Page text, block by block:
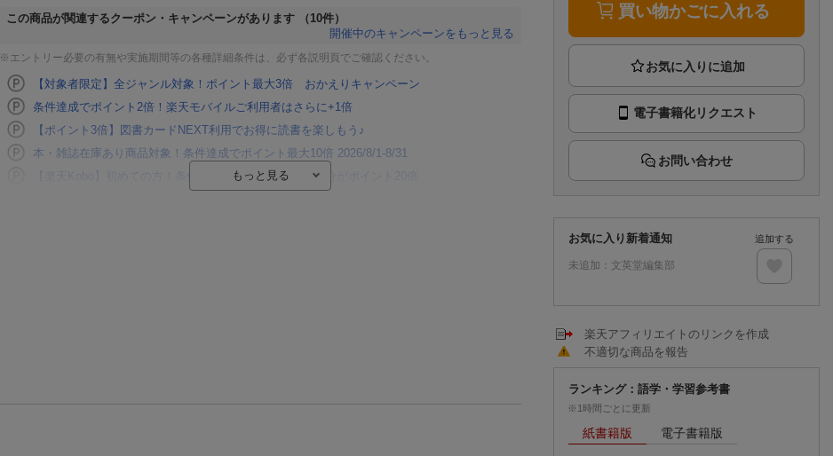
この商品が関連するクーポン・キャンペーンがあります
（10件）
開催中のキャンペーンをもっと見る
※エントリー必要の有無や実施期間等の各種詳細条件は、必ず各説明頁でご確認ください。
【対象者限定】全ジャンル対象！ポイント最大3倍 おかえりキャンペーン
条件達成でポイント2倍！楽天モバイルご利用者はさらに+1倍
【ポイント3倍】図書カードNEXT利用でお得に読書を楽しもう♪
本・雑誌在庫あり商品対象！条件達成でポイント最大10倍 2026/8/1-8/31
【楽天Kobo】初めての方！条件達成で楽天ブックス購入分がポイント20倍
買い物かごに入れる
電子書籍化リクエスト
お問い合わせ
お気に入り新着通知
未追加： 文英堂編集部
追加する
楽天アフィリエイトのリンクを作成
不適切な商品を報告
ランキング：語学・学習参考書
※1時間ごとに更新
紙書籍版 電子書籍版